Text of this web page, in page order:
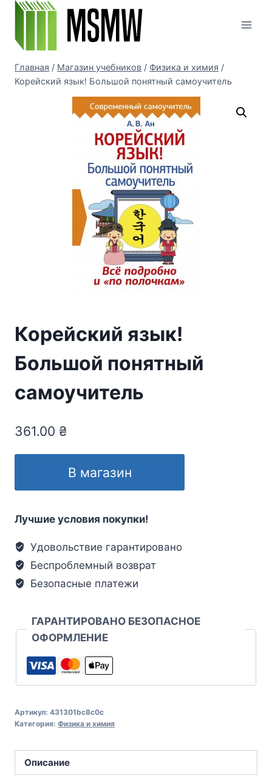
Перейти
содержимому
Главная / Магазин учебников / Физика и химия /
Корейский язык! Большой понятный самоучитель
Корейский язык!
Большой понятный
самоучитель
361.00 ₴
В магазин
Лучшие условия покупки!
Удовольствие гарантировано
Беспроблемный возврат
Безопасные платежи
ГАРАНТИРОВАНО БЕЗОПАСНОЕ
ОФОРМЛЕНИЕ
Артикул: 431301bc8c0c
Категория: Физика и химия
Описание